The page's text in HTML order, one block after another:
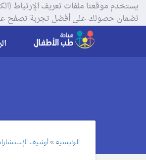
لضمان حصولك على أفضل تجربة تصفح
الرئيسية أرشيف